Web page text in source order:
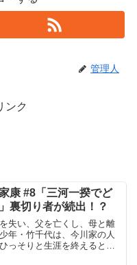
管理人
ンク
康 #8「三河一揆でど
裏切り者が続出！？
失い、父を亡くし、母と離
年・竹千代は、今川家の人
っそりと生涯を終えると思